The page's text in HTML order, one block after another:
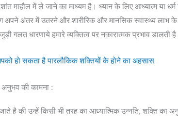
माहौल में ले जाने का माध्यम है। ध्यान के लिए आध्यात्म या
अपने अंतर में उतरने और शारीरिक और मानसिक स्वास्थ्य लाभ
गलत धारणाये हमारे व्यक्तित्व पर नकारात्मक प्रभाव डालती
हो सकता है पारलौकिक शक्तियों के होने का अहसास
की कामना :
है की उन्हें किसी भी तरह का आध्यात्मिक उन्नति, शक्ति का